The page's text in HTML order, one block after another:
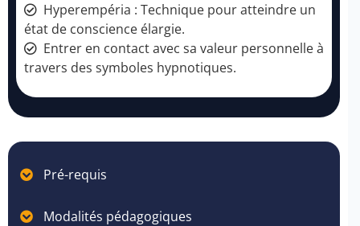
Hyperempéria : Technique pour atteindre un
état de conscience élargie.
Entrer en contact avec sa valeur personnelle à
travers des symboles hypnotiques.
Pré-requis
Modalités pédagogiques